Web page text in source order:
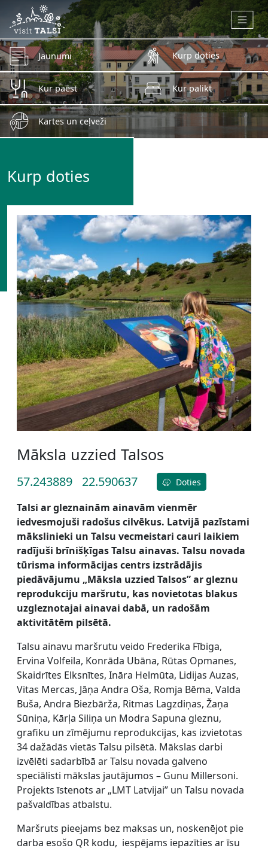
Skip to main content
Jaunumi Kurp doties
Kur paēst Kur palikt
Kartes un ceļveži
Kurp doties
Māksla uzzied Talsos
57.243889 22.590637 Doties
Talsi ar gleznainām ainavām vienmēr
iedvesmojuši radošus cilvēkus. Latvijā pazīstami
mākslinieki un Talsu vecmeistari cauri laikiem
radījuši brīnišķīgas Talsu ainavas. Talsu novada
tūrisma informācijas centrs izstrādājis
piedāvājumu „Māksla uzzied Talsos” ar gleznu
reprodukciju maršrutu, kas novietotas blakus
uzgleznotajai ainavai dabā, un radošām
aktivitātēm pilsētā.
Talsu ainavu maršrutu veido Frederika Fībiga,
Ervina Volfeila, Konrāda Ubāna, Rūtas Opmanes,
Skaidrītes Elksnītes, Ināra Helmūta, Lidijas Auzas,
Vitas Mercas, Jāņa Andra Oša, Romja Bēma, Valda
Buša, Andra Biezbārža, Ritmas Lagzdiņas, Žaņa
Sūniņa, Kārļa Siliņa un Modra Sapuna gleznu,
grafiku un zīmējumu reprodukcijas, kas izvietotas
34 dažādās vietās Talsu pilsētā. Mākslas darbi
izvēlēti sadarbībā ar Talsu novada galveno
speciālisti mākslas jautājumos – Gunu Millersoni.
Projekts īstenots ar „LMT Latvijai” un Talsu novada
pašvaldības atbalstu.
Maršruts pieejams bez maksas un, noskenējot pie
darba esošo QR kodu, iespējams iepazīties ar īsu